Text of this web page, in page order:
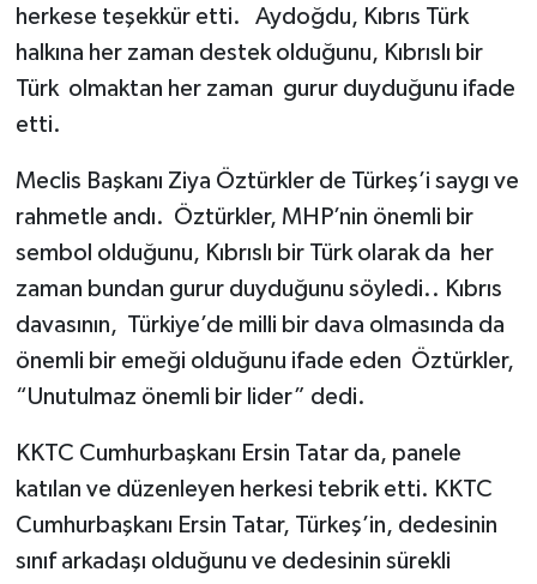
herkese teşekkür etti. Aydoğdu, Kıbrıs Türk
halkına her zaman destek olduğunu, Kıbrıslı bir
Türk olmaktan her zaman gurur duyduğunu ifade
etti.
Meclis Başkanı Ziya Öztürkler de Türkeş’i saygı ve
rahmetle andı. Öztürkler, MHP’nin önemli bir
sembol olduğunu, Kıbrıslı bir Türk olarak da her
zaman bundan gurur duyduğunu söyledi.. Kıbrıs
davasının, Türkiye’de milli bir dava olmasında da
önemli bir emeği olduğunu ifade eden Öztürkler,
“Unutulmaz önemli bir lider” dedi.
KKTC Cumhurbaşkanı Ersin Tatar da, panele
katılan ve düzenleyen herkesi tebrik etti. KKTC
Cumhurbaşkanı Ersin Tatar, Türkeş’in, dedesinin
sınıf arkadaşı olduğunu ve dedesinin sürekli